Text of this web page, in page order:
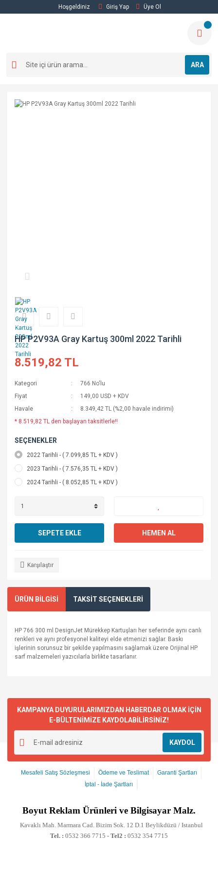
Hoşgeldiniz Giriş Yap Üye Ol
ARA
HP P2V93A Gray Kartuş 300ml 2022 Tarihli
8.519,82 TL
Kategori
766 No'lu
Fiyat
149,00 USD + KDV
Havale
8.349,42 TL (%2,00 havale indirimi)
* 8.519,82 TL den başlayan taksitlerle!!
SEÇENEKLER
2022 Tarihli - ( 7.099,85 TL + KDV )
2023 Tarihli - ( 7.576,35 TL + KDV )
2024 Tarihli - ( 8.052,85 TL + KDV )
SEPETE EKLE HEMEN AL
Karşılaştır
ÜRÜN BİLGİSİ TAKSİT SEÇENEKLERİ
HP 766 300 ml DesignJet Mürekkep Kartuşları her seferinde aynı canlı
renkleri ve aynı profesyonel kaliteyi elde etmenizi sağlar. Baskı
işlerinin sorunsuz bir şekilde yapılmasını sağlamak üzere Orijinal HP
sarf malzemeleri yazıcılarla birlikte tasarlanır.
KAMPANYA DUYURULARIMIZDAN HABERDAR OLMAK İÇİN
E-BÜLTENİMİZE KAYDOLABİLİRSİNİZ!
KAYDOL
Mesafeli Satış Sözleşmesi Ödeme ve Teslimat
Garanti Şartları
İptal - İade Şartları
Boyut Reklam Ürünleri ve Bilgisayar Malz.
Kavaklı Mah. Marmara Cad. Bizim Sok. 12 D.1 Beylikdüzü / Istanbul
Tel. : 0532 366 7715 - Tel2 : 0532 354 7715